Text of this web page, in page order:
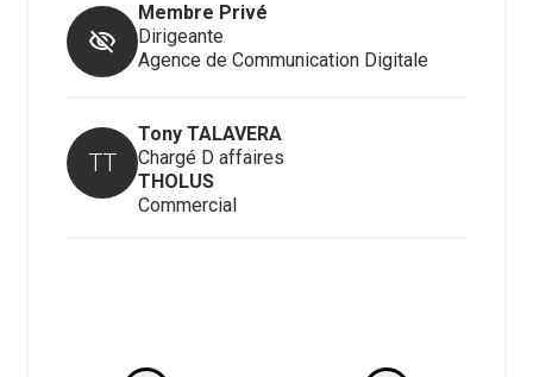
Membre Privé
Dirigeante
Agence de Communication Digitale
TT
Tony TALAVERA
Chargé D affaires
THOLUS
Commercial